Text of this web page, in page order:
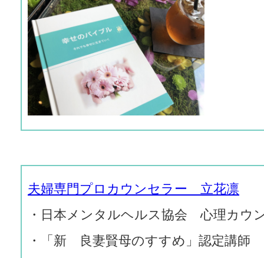
夫婦専門プロカウンセラー 立花凛
・日本メンタルヘルス協会 心理カウ
・「新 良妻賢母のすすめ」認定講師